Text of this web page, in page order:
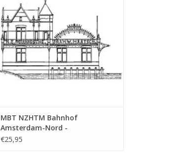
MBT NZHTM Bahnhof
Amsterdam-Nord -
Bauzeichnung Maßstab 1 : 128
€25,95